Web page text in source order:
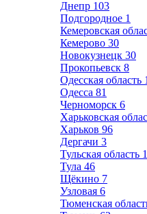
Днепр 103
Подгородное 1
Кемеровская
Кемерово 30
Новокузнецк 30
Прокопьевск 8
Одесская область
Одесса 81
Черноморск 6
Харьковская
Харьков 96
Дергачи 3
Тульская область
Тула 46
Щёкино 7
Узловая 6
Тюменская